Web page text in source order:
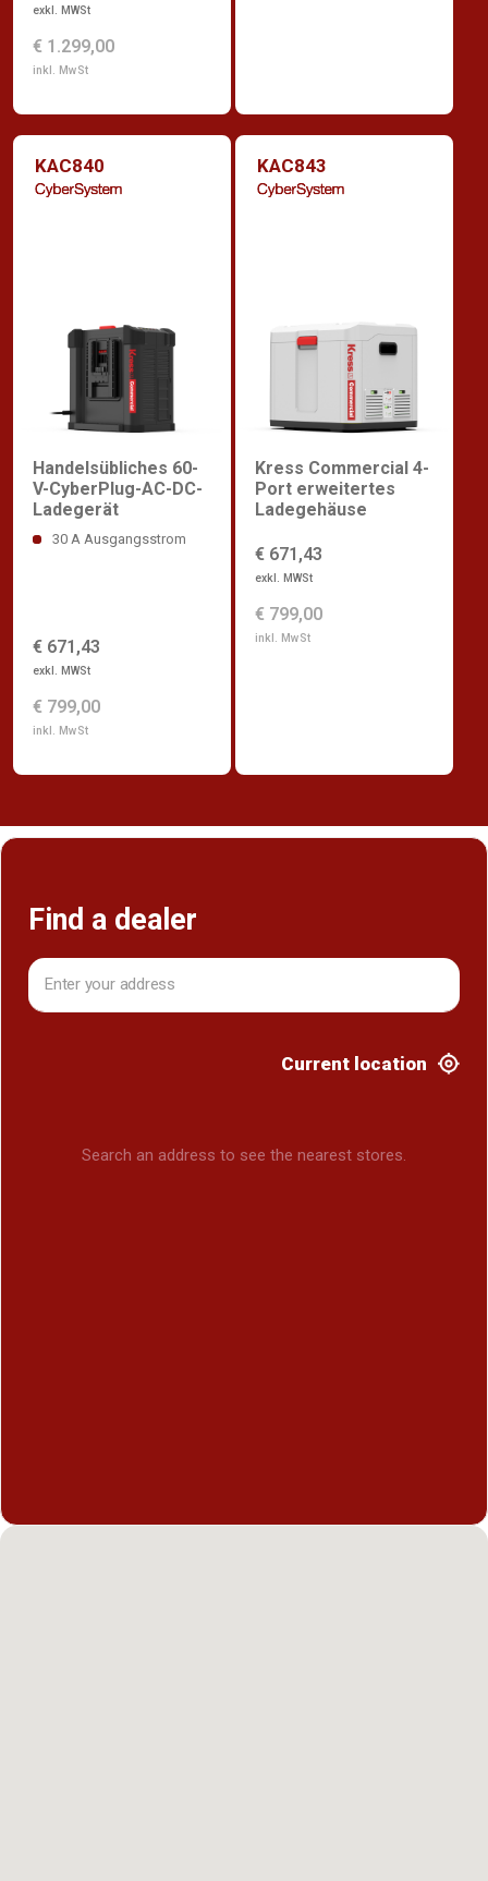
exkl. MWSt
€ 1.299,00
inkl. MwSt
KAC840
Handelsübliches 60-
V-CyberPlug-AC-DC-
Ladegerät
30 A Ausgangsstrom
€ 671,43
exkl. MWSt
€ 799,00
inkl. MwSt
KAC843
Kress Commercial 4-
Port erweitertes
Ladegehäuse
€ 671,43
exkl. MWSt
€ 799,00
inkl. MwSt
Find a dealer
Current location
Search an address to see the nearest stores.